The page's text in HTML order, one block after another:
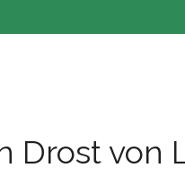
Drost von